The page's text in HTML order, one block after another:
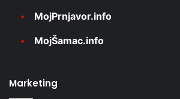
MojPrnjavor.info
MojŠamac.info
Marketing